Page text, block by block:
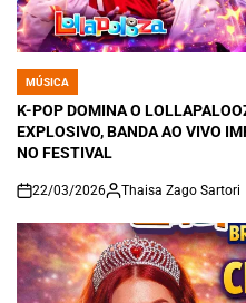
POSTED
IN
MÚSICA
K-POP DOMINA O
EXPLOSIVO, BANDA AO VIVO
NO FESTIVAL
on
22/03/2026 Thaisa Zago Sartori